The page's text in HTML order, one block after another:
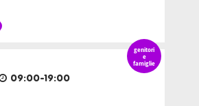
genitori
e
famiglie
09:00-19:00